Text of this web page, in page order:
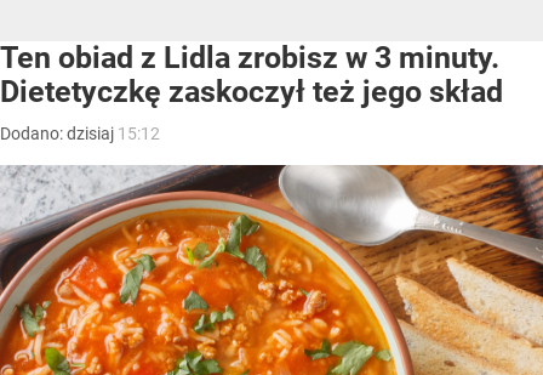
Ten obiad z Lidla zrobisz w 3 minuty.
Dietetyczkę zaskoczył też jego skład
Dodano:dzisiaj 15:12